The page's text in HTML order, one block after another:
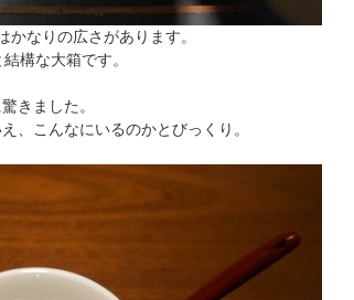
なりの広さがあります。
構な大箱です。
きました。
、こんなにいるのかとびっくり。